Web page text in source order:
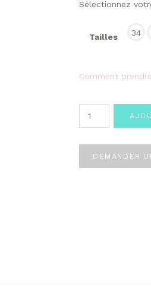
Sélectionnez
Tailles 34
Comment
DEMANDER